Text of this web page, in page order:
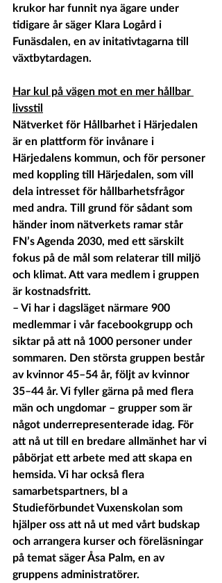
krukor har funnit nya ägare under
tidigare år säger Klara Logård i
Funäsdalen, en av initativtagarna till
växtbytardagen.
Har kul på vägen mot en mer hållbar
livsstil
Nätverket för Hållbarhet i Härjedalen
är en plattform för invånare i
Härjedalens kommun, och för personer
med koppling till Härjedalen, som vill
dela intresset för hållbarhetsfrågor
med andra. Till grund för sådant som
händer inom nätverkets ramar står
FN’s Agenda 2030, med ett särskilt
fokus på de mål som relaterar till miljö
och klimat. Att vara medlem i gruppen
är kostnadsfritt.
– Vi har i dagsläget närmare 900
medlemmar i vår facebookgrupp och
siktar på att nå 1000 personer under
sommaren. Den största gruppen består
av kvinnor 45–54 år, följt av kvinnor
35–44 år. Vi fyller gärna på med flera
män och ungdomar – grupper som är
något underrepresenterade idag. För
att nå ut till en bredare allmänhet har vi
påbörjat ett arbete med att skapa en
hemsida. Vi har också flera
samarbetspartners, bl a
Studieförbundet Vuxenskolan som
hjälper oss att nå ut med vårt budskap
och arrangera kurser och föreläsningar
på temat säger Åsa Palm, en av
gruppens administratörer.